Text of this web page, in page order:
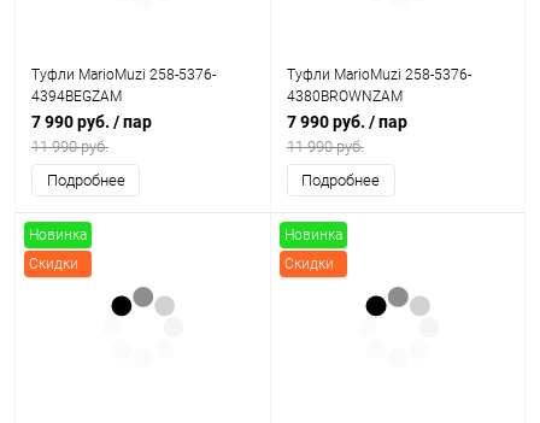
Туфли MarioMuzi 258-5376-
4394BEGZAM
7 990 руб. / пар
11 990 руб.
Подробнее
Туфли MarioMuzi 258-5376-
4380BROWNZAM
7 990 руб. / пар
11 990 руб.
Подробнее
Новинка
Скидки
Новинка
Скидки